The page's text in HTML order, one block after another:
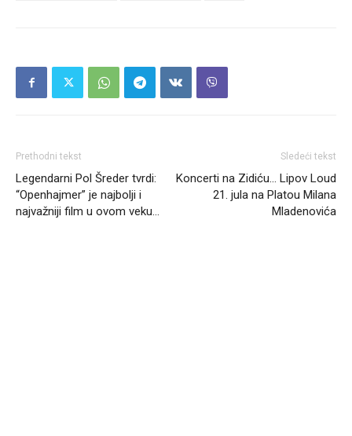
Prethodni tekst
Legendarni Pol Šreder tvrdi:
“Openhajmer” je najbolji i
najvažniji film u ovom veku…
Sledeći tekst
Koncerti na Zidiću… Lipov Loud
21. jula na Platou Milana
Mladenovića